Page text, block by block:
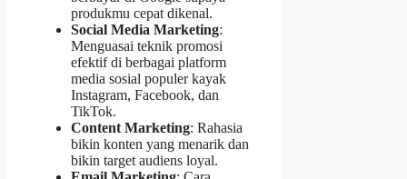
produkmu cepat dikenal.
Social Media Marketing:
Menguasai teknik promosi
efektif di berbagai platform
media sosial populer kayak
Instagram, Facebook, dan
TikTok.
Content Marketing: Rahasia
bikin konten yang menarik dan
bikin target audiens loyal.